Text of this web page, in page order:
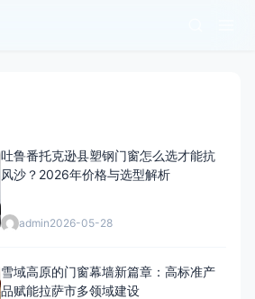
吐鲁番托克逊县塑钢门窗怎么选才能抗
风沙？2026年价格与选型解析
admin2026-05-28
雪域高原的门窗幕墙新篇章：高标准产
品赋能拉萨市多领域建设